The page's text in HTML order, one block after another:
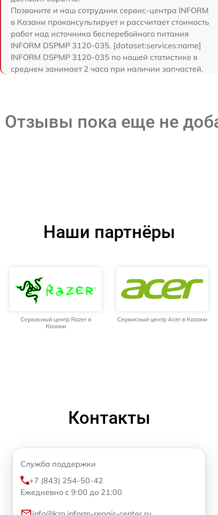
Позвоните и наш сотрудник сервис-центра INFORM
в Казани проконсультирует и рассчитает стоимость
работ над источника бесперебойного питания
INFORM DSPMP 3120-035. [dataset:services:name]
INFORM DSPMP 3120-035 по нашей статистике в
среднем занимает 2 часа при наличии запчастей.
Отзывы пока еще не
Наши партнёры
Сервисный центр Razer в
Казани
Сервисный центр Acer в Казани
Контакты
Служба поддержки
+7 (843) 254-50-42
Ежедневно с 9:00 до 21:00